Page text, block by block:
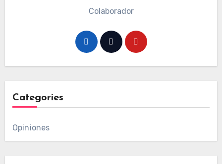
Colaborador
Categories
Opiniones